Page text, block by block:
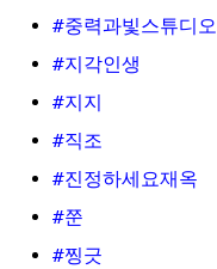
#중력과빛스튜디오
#지각인생
#지지
#직조
#진정하세요재옥
#쭌
#찡긋